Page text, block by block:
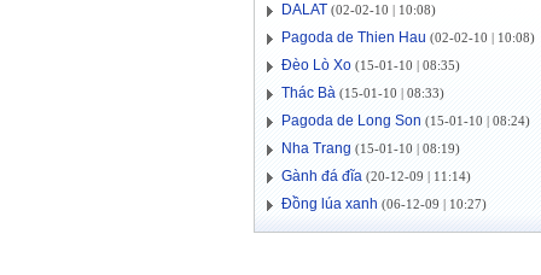
DALAT (02-02-10 | 10:08)
Pagoda de Thien Hau (02-02-10 | 10:08)
Đèo Lò Xo (15-01-10 | 08:35)
Thác Bà (15-01-10 | 08:33)
Pagoda de Long Son (15-01-10 | 08:24)
Nha Trang (15-01-10 | 08:19)
Gành đá đĩa (20-12-09 | 11:14)
Đồng lúa xanh (06-12-09 | 10:27)